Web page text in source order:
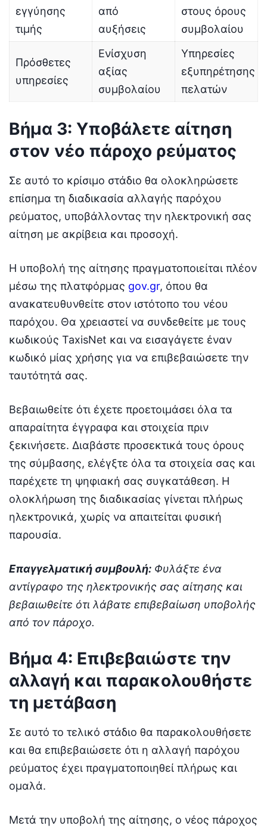
εγγύησης
τιμής
από
αυξήσεις
στους όρους
συμβολαίου
Πρόσθετες
υπηρεσίες
Ενίσχυση
αξίας
συμβολαίου
Υπηρεσίες
εξυπηρέτησης
πελατών
Βήμα 3: Υποβάλετε αίτηση
στον νέο πάροχο ρεύματος
Σε αυτό το κρίσιμο στάδιο θα ολοκληρώσετε
επίσημα τη διαδικασία αλλαγής παρόχου
ρεύματος, υποβάλλοντας την ηλεκτρονική σας
αίτηση με ακρίβεια και προσοχή.
Η υποβολή της αίτησης πραγματοποιείται πλέον
μέσω της πλατφόρμας gov.gr, όπου θα
ανακατευθυνθείτε στον ιστότοπο του νέου
παρόχου. Θα χρειαστεί να συνδεθείτε με τους
κωδικούς TaxisNet και να εισαγάγετε έναν
κωδικό μίας χρήσης για να επιβεβαιώσετε την
ταυτότητά σας.
Βεβαιωθείτε ότι έχετε προετοιμάσει όλα τα
απαραίτητα έγγραφα και στοιχεία πριν
ξεκινήσετε. Διαβάστε προσεκτικά τους όρους
της σύμβασης, ελέγξτε όλα τα στοιχεία σας και
παρέχετε τη ψηφιακή σας συγκατάθεση. Η
ολοκλήρωση της διαδικασίας γίνεται πλήρως
ηλεκτρονικά, χωρίς να απαιτείται φυσική
παρουσία.
Επαγγελματική συμβουλή: Φυλάξτε ένα
αντίγραφο της ηλεκτρονικής σας αίτησης και
βεβαιωθείτε ότι λάβατε επιβεβαίωση υποβολής
από τον πάροχο.
Βήμα 4: Επιβεβαιώστε την
αλλαγή και παρακολουθήστε
τη μετάβαση
Σε αυτό το τελικό στάδιο θα παρακολουθήσετε
και θα επιβεβαιώσετε ότι η αλλαγή παρόχου
ρεύματος έχει πραγματοποιηθεί πλήρως και
ομαλά.
Μετά την υποβολή της αίτησης, ο νέος πάροχος